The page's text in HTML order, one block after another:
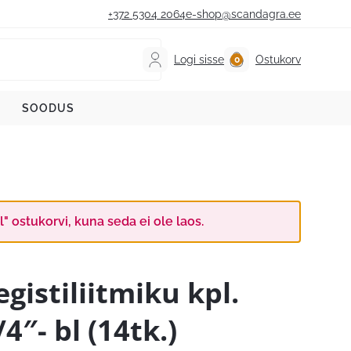
+372 5304 2064e-shop@scandagra.ee
Logi sisse Ostukorv
SOODUS
ostukorvi, kuna seda ei ole laos.
kpl.
bl (14tk.)